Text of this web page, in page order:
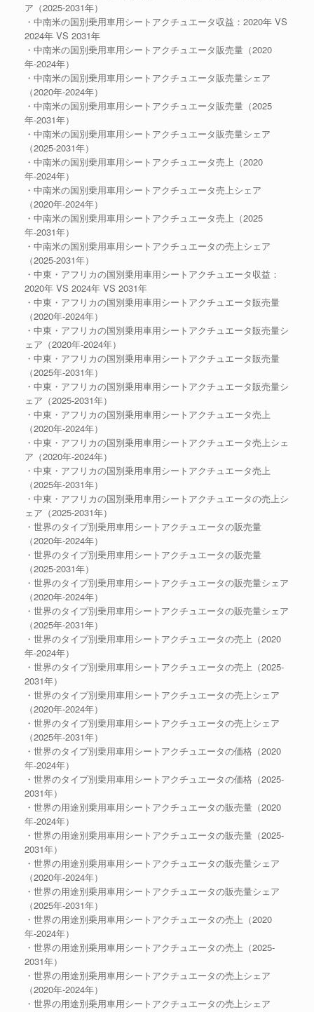
ア（2025-2031年）
・中南米の国別乗用車用シートアクチュエータ収益：2020年 VS
2024年 VS 2031年
・中南米の国別乗用車用シートアクチュエータ販売量（2020
年-2024年）
・中南米の国別乗用車用シートアクチュエータ販売量シェア
（2020年-2024年）
・中南米の国別乗用車用シートアクチュエータ販売量（2025
年-2031年）
・中南米の国別乗用車用シートアクチュエータ販売量シェア
（2025-2031年）
・中南米の国別乗用車用シートアクチュエータ売上（2020
年-2024年）
・中南米の国別乗用車用シートアクチュエータ売上シェア
（2020年-2024年）
・中南米の国別乗用車用シートアクチュエータ売上（2025
年-2031年）
・中南米の国別乗用車用シートアクチュエータの売上シェア
（2025-2031年）
・中東・アフリカの国別乗用車用シートアクチュエータ収益：
2020年 VS 2024年 VS 2031年
・中東・アフリカの国別乗用車用シートアクチュエータ販売量
（2020年-2024年）
・中東・アフリカの国別乗用車用シートアクチュエータ販売量シ
ェア（2020年-2024年）
・中東・アフリカの国別乗用車用シートアクチュエータ販売量
（2025年-2031年）
・中東・アフリカの国別乗用車用シートアクチュエータ販売量シ
ェア（2025-2031年）
・中東・アフリカの国別乗用車用シートアクチュエータ売上
（2020年-2024年）
・中東・アフリカの国別乗用車用シートアクチュエータ売上シェ
ア（2020年-2024年）
・中東・アフリカの国別乗用車用シートアクチュエータ売上
（2025年-2031年）
・中東・アフリカの国別乗用車用シートアクチュエータの売上シ
ェア（2025-2031年）
・世界のタイプ別乗用車用シートアクチュエータの販売量
（2020年-2024年）
・世界のタイプ別乗用車用シートアクチュエータの販売量
（2025-2031年）
・世界のタイプ別乗用車用シートアクチュエータの販売量シェア
（2020年-2024年）
・世界のタイプ別乗用車用シートアクチュエータの販売量シェア
（2025年-2031年）
・世界のタイプ別乗用車用シートアクチュエータの売上（2020
年-2024年）
・世界のタイプ別乗用車用シートアクチュエータの売上（2025-
2031年）
・世界のタイプ別乗用車用シートアクチュエータの売上シェア
（2020年-2024年）
・世界のタイプ別乗用車用シートアクチュエータの売上シェア
（2025年-2031年）
・世界のタイプ別乗用車用シートアクチュエータの価格（2020
年-2024年）
・世界のタイプ別乗用車用シートアクチュエータの価格（2025-
2031年）
・世界の用途別乗用車用シートアクチュエータの販売量（2020
年-2024年）
・世界の用途別乗用車用シートアクチュエータの販売量（2025-
2031年）
・世界の用途別乗用車用シートアクチュエータの販売量シェア
（2020年-2024年）
・世界の用途別乗用車用シートアクチュエータの販売量シェア
（2025年-2031年）
・世界の用途別乗用車用シートアクチュエータの売上（2020
年-2024年）
・世界の用途別乗用車用シートアクチュエータの売上（2025-
2031年）
・世界の用途別乗用車用シートアクチュエータの売上シェア
（2020年-2024年）
・世界の用途別乗用車用シートアクチュエータの売上シェア